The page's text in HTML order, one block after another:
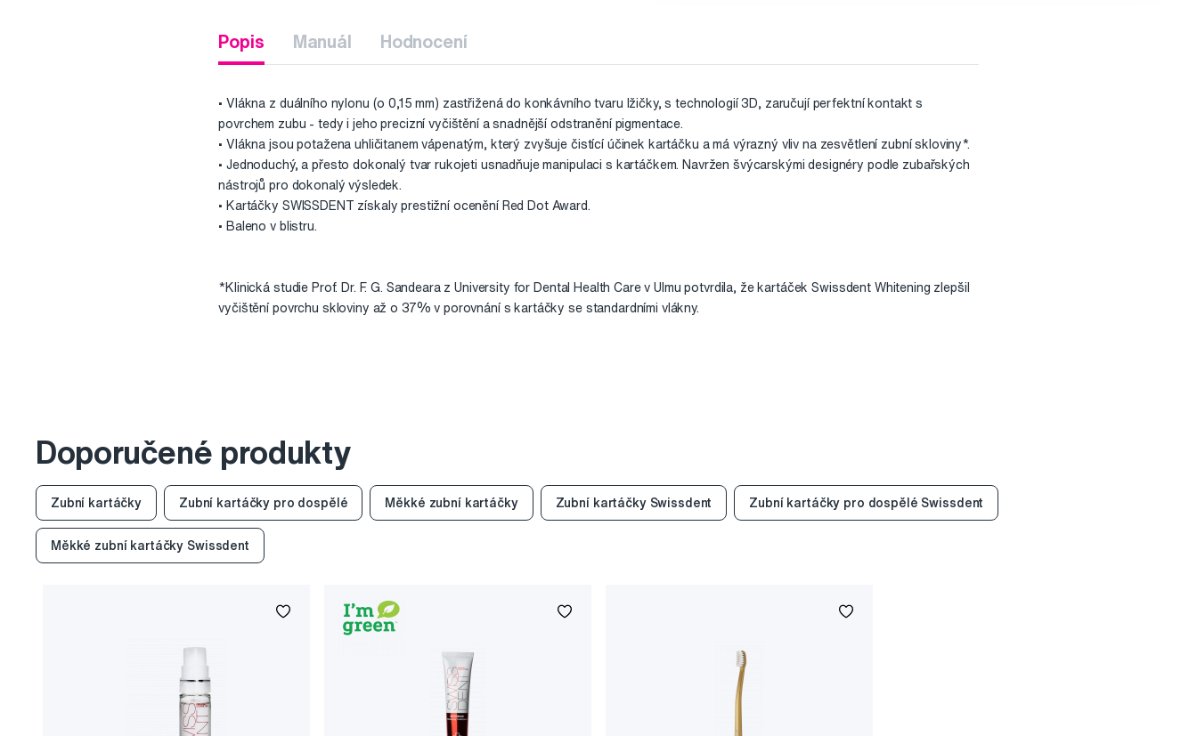
Popis Manuál Hodnocení
• Vlákna z duálního nylonu (o 0,15 mm) zastřižená do konkávního tvaru lžičky, s technologií 3D, zaručují perfektní kontakt s
povrchem zubu - tedy i jeho precizní vyčištění a snadnější odstranění pigmentace.
• Vlákna jsou potažena uhličitanem vápenatým, který zvyšuje čistící účinek kartáčku a má výrazný vliv na zesvětlení zubní skloviny*.
• Jednoduchý, a přesto dokonalý tvar rukojeti usnadňuje manipulaci s kartáčkem. Navržen švýcarskými designéry podle zubařských
nástrojů pro dokonalý výsledek.
• Kartáčky SWISSDENT získaly prestižní ocenění Red Dot Award.
• Baleno v blistru.
*Klinická studie Prof. Dr. F. G. Sandeara z University for Dental Health Care v Ulmu potvrdila, že kartáček Swissdent Whitening zlepšil
vyčištění povrchu skloviny až o 37% v porovnání s kartáčky se standardními vlákny.
Doporučené produkty
Zubní kartáčky Zubní kartáčky pro dospělé Měkké zubní kartáčky Zubní kartáčky Swissdent Zubní kartáčky pro dospělé Swissdent
Měkké zubní kartáčky Swissdent